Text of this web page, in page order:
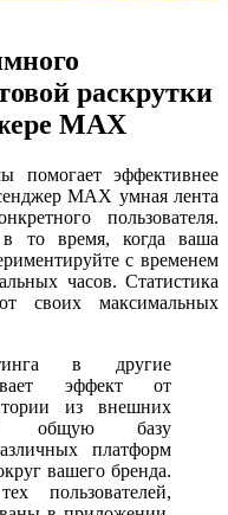
раскрутки
MAX
помогает эффективнее
MAX умная лента
пользователя.
то время, когда ваша
с временем
часов. Статистика
своих максимальных
в другие
эффект от
из внешних
общую базу
платформ
вашего бренда.
пользователей,